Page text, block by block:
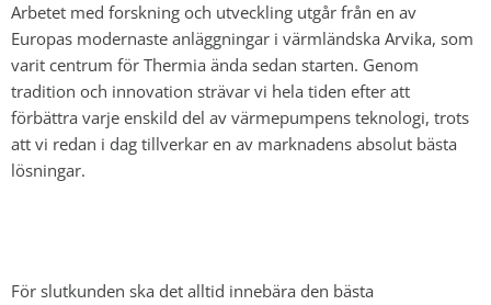
Arbetet med forskning och utveckling utgår från en av
Europas modernaste anläggningar i värmländska Arvika, som
varit centrum för Thermia ända sedan starten. Genom
tradition och innovation strävar vi hela tiden efter att
förbättra varje enskild del av värmepumpens teknologi, trots
att vi redan i dag tillverkar en av marknadens absolut bästa
lösningar.
För slutkunden ska det alltid innebära den bästa